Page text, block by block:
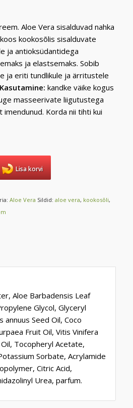
Aloe Vera sisalduvad nahka
kookosõlis sisalduvate
ja antioksüdantidega
ja elastsemaks. Sobib
ja eriti tundlikule ja ärritustele
Kasutamine: kandke väike kogus
masseerivate liigutustega
imendunud. Korda nii tihti kui
Lisa korvi
Aloe Vera Sildid: aloe vera, kookosõli,
Aloe Barbadensis Leaf
Glycol, Glyceryl
Seed Oil, Coco
Fruit Oil, Vitis Vinifera
Tocopheryl Acetate,
Sorbate, Acrylamide
Citric Acid,
Urea, parfum.